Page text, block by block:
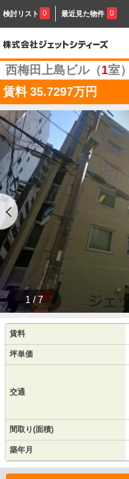
検討リスト 0 最近見た物件 0
西梅田上島ビル（1室）
賃料 35.7297万円
1 / 7
賃料
坪単価
交通
間取り(面積)
築年月